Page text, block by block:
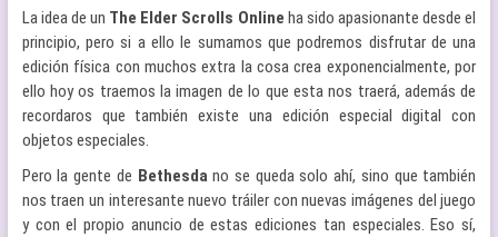
La idea de un The Elder Scrolls Online ha sido apasionante desde el
principio, pero si a ello le sumamos que podremos disfrutar de una
edición física con muchos extra la cosa crea exponencialmente, por
ello hoy os traemos la imagen de lo que esta nos traerá, además de
recordaros que también existe una edición especial digital con
objetos especiales.
Pero la gente de Bethesdano se queda solo ahí, sino que también
nos traen un interesante nuevo tráiler con nuevas imágenes del juego
y con el propio anuncio de estas ediciones tan especiales. Eso sí,